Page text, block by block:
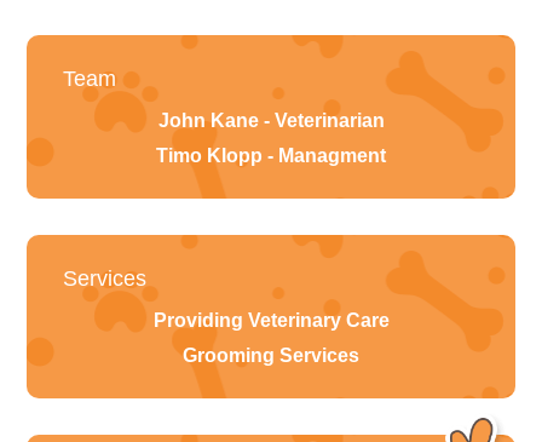
Team
John Kane - Veterinarian
Timo Klopp - Managment
Services
Providing Veterinary Care
Grooming Services